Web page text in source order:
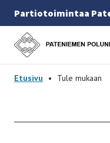
Partiotoimintaa
Etusivulle
-
Etusivu • Tule mukaan